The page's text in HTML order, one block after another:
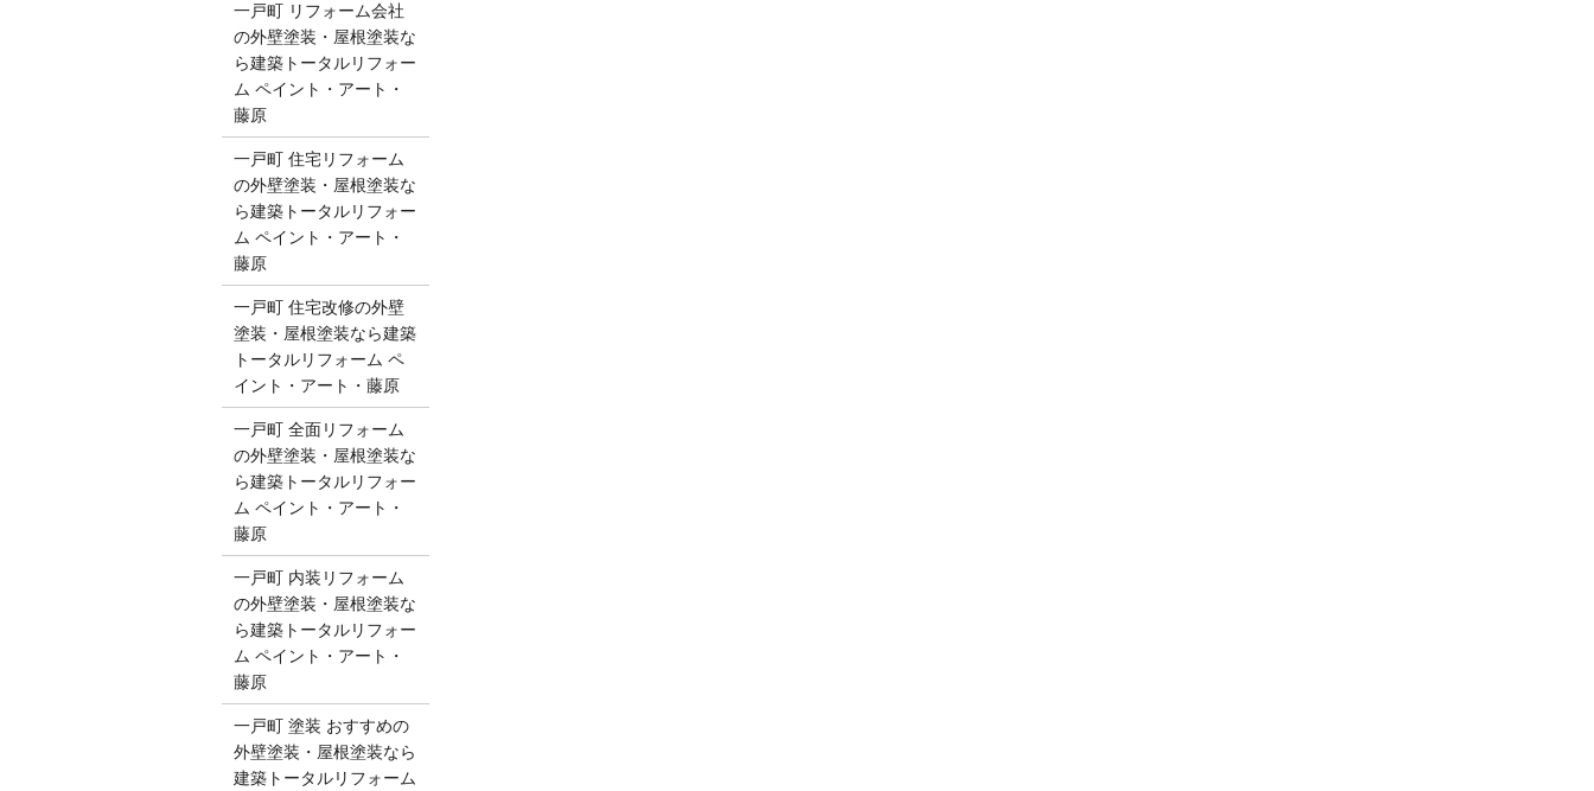
一戸町 リフォーム会社
の外壁塗装・屋根塗装な
ら建築トータルリフォー
ム ペイント・アート・
藤原
一戸町 住宅リフォーム
の外壁塗装・屋根塗装な
ら建築トータルリフォー
ム ペイント・アート・
藤原
一戸町 住宅改修の外壁
塗装・屋根塗装なら建築
トータルリフォーム ペ
イント・アート・藤原
一戸町 全面リフォーム
の外壁塗装・屋根塗装な
ら建築トータルリフォー
ム ペイント・アート・
藤原
一戸町 内装リフォーム
の外壁塗装・屋根塗装な
ら建築トータルリフォー
ム ペイント・アート・
藤原
一戸町 塗装 おすすめの
外壁塗装・屋根塗装なら
建築トータルリフォーム